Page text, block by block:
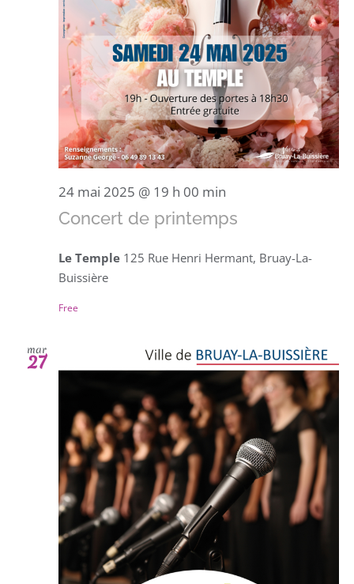
24 mai 2025 @ 19 h 00 min
Concert de printemps
Le Temple 125 Rue Henri Hermant, Bruay-La-
Buissière
Free
mar
27